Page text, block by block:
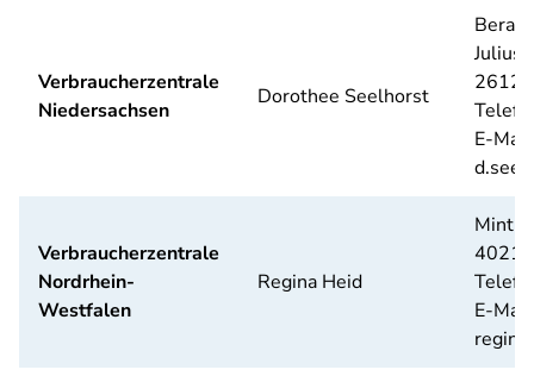
Verbraucherzentrale
Niedersachsen
Dorothee Seelhorst
E-Mail:
Verbraucherzentrale
Nordrhein-
Westfalen
Regina Heid
E-Mail: